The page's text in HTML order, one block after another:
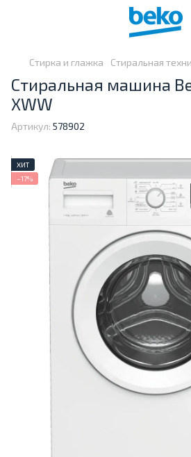
Стирка и глажка Стиральная
Стиральная машина
XWW
Артикул: 578902
ХИТ
−17%